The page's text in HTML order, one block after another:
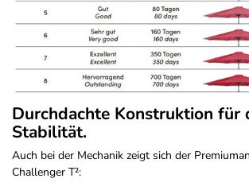
Durchdachte Konstruktion für
Stabilität.
Auch bei der Mechanik zeigt sich der
Challenger T²: